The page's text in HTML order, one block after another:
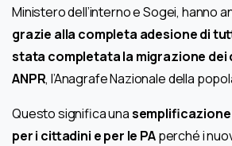
Ministero dell’interno e Sogei, hanno
grazie alla completa adesione di
stata completata la migrazione dei
ANPR, l’Anagrafe Nazionale della
Questo significa una
per i cittadini e per le PAperché i